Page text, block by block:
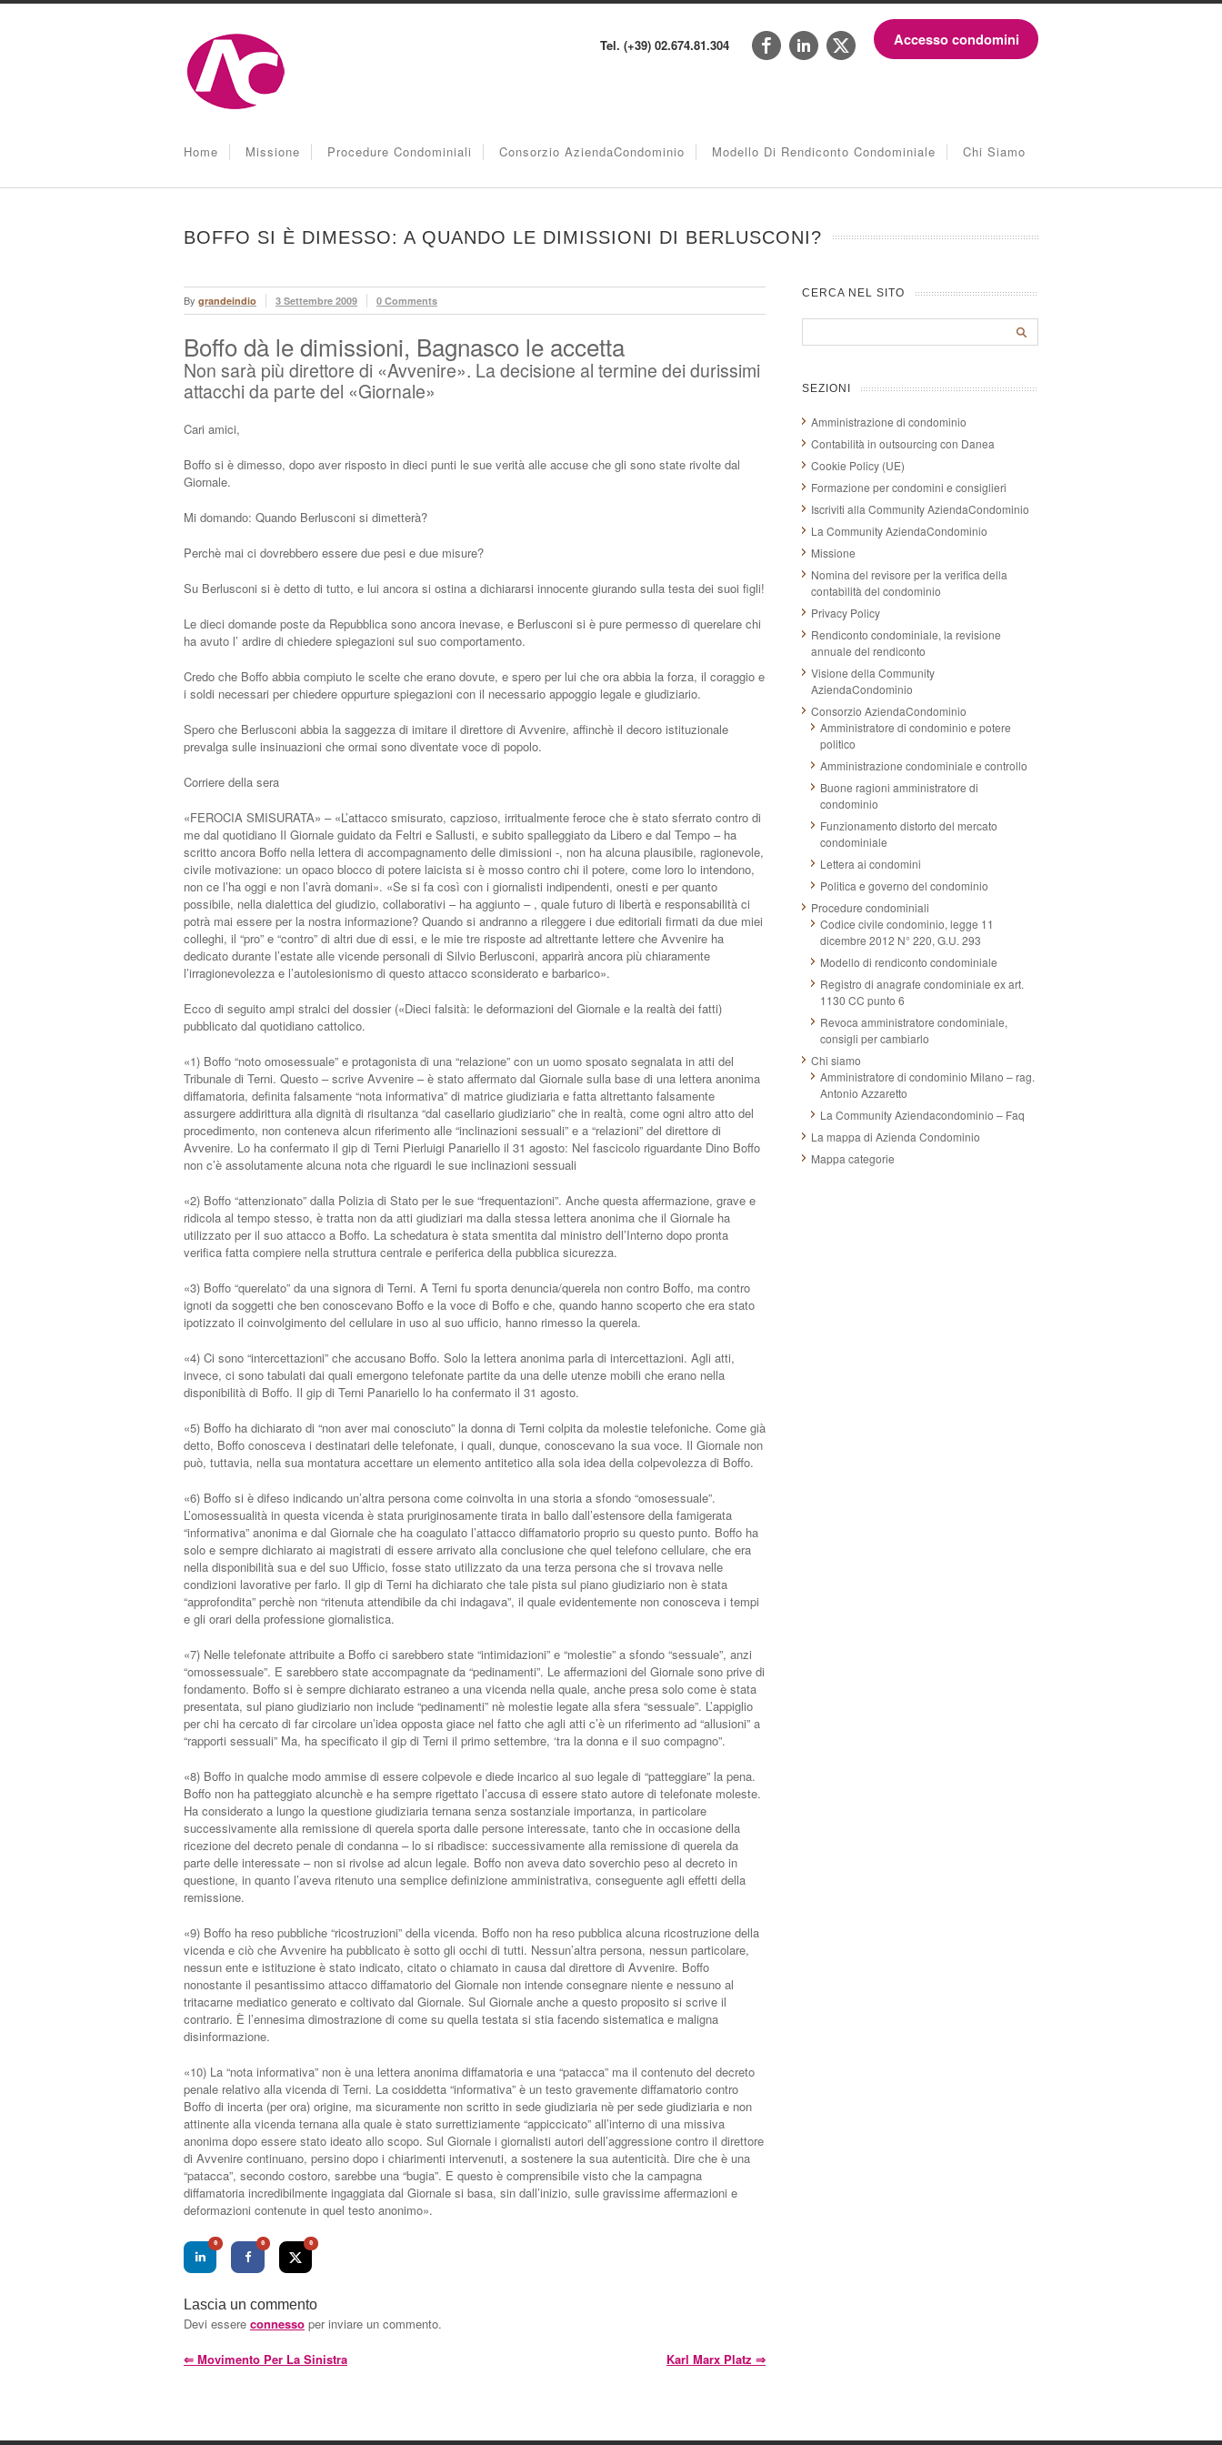
Tel. (+39) 02.674.81.304 Accesso condomini
Home Missione Procedure Condominiali Consorzio AziendaCondominio Modello Di Rendiconto Condominiale Chi Siamo
BOFFO SI È DIMESSO: A QUANDO LE DIMISSIONI DI BERLUSCONI?
By grandeindio 3 Settembre 2009 0 Comments
Boffo dà le dimissioni, Bagnasco le accetta
Non sarà più direttore di «Avvenire». La decisione al termine dei durissimi
attacchi da parte del «Giornale»
Cari amici,
Boffo si è dimesso, dopo aver risposto in dieci punti le sue verità alle accuse che gli sono state rivolte dal
Giornale.
Mi domando: Quando Berlusconi si dimetterà?
Perchè mai ci dovrebbero essere due pesi e due misure?
Su Berlusconi si è detto di tutto, e lui ancora si ostina a dichiararsi innocente giurando sulla testa dei suoi figli!
Le dieci domande poste da Repubblica sono ancora inevase, e Berlusconi si è pure permesso di querelare chi
ha avuto l’ ardire di chiedere spiegazioni sul suo comportamento.
Credo che Boffo abbia compiuto le scelte che erano dovute, e spero per lui che ora abbia la forza, il coraggio e
i soldi necessari per chiedere oppurture spiegazioni con il necessario appoggio legale e giudiziario.
Spero che Berlusconi abbia la saggezza di imitare il direttore di Avvenire, affinchè il decoro istituzionale
prevalga sulle insinuazioni che ormai sono diventate voce di popolo.
Corriere della sera
«FEROCIA SMISURATA» – «L’attacco smisurato, capzioso, irritualmente feroce che è stato sferrato contro di
me dal quotidiano Il Giornale guidato da Feltri e Sallusti, e subito spalleggiato da Libero e dal Tempo – ha
scritto ancora Boffo nella lettera di accompagnamento delle dimissioni -, non ha alcuna plausibile, ragionevole,
civile motivazione: un opaco blocco di potere laicista si è mosso contro chi il potere, come loro lo intendono,
non ce l’ha oggi e non l’avrà domani». «Se si fa così con i giornalisti indipendenti, onesti e per quanto
possibile, nella dialettica del giudizio, collaborativi – ha aggiunto – , quale futuro di libertà e responsabilità ci
potrà mai essere per la nostra informazione? Quando si andranno a rileggere i due editoriali firmati da due miei
colleghi, il “pro” e “contro” di altri due di essi, e le mie tre risposte ad altrettante lettere che Avvenire ha
dedicato durante l’estate alle vicende personali di Silvio Berlusconi, apparirà ancora più chiaramente
l’irragionevolezza e l’autolesionismo di questo attacco sconsiderato e barbarico».
Ecco di seguito ampi stralci del dossier («Dieci falsità: le deformazioni del Giornale e la realtà dei fatti)
pubblicato dal quotidiano cattolico.
«1) Boffo “noto omosessuale” e protagonista di una “relazione” con un uomo sposato segnalata in atti del
Tribunale di Terni. Questo – scrive Avvenire – è stato affermato dal Giornale sulla base di una lettera anonima
diffamatoria, definita falsamente “nota informativa” di matrice giudiziaria e fatta altrettanto falsamente
assurgere addirittura alla dignità di risultanza “dal casellario giudiziario” che in realtà, come ogni altro atto del
procedimento, non conteneva alcun riferimento alle “inclinazioni sessuali” e a “relazioni” del direttore di
Avvenire. Lo ha confermato il gip di Terni Pierluigi Panariello il 31 agosto: Nel fascicolo riguardante Dino Boffo
non c’è assolutamente alcuna nota che riguardi le sue inclinazioni sessuali
«2) Boffo “attenzionato” dalla Polizia di Stato per le sue “frequentazioni”. Anche questa affermazione, grave e
ridicola al tempo stesso, è tratta non da atti giudiziari ma dalla stessa lettera anonima che il Giornale ha
utilizzato per il suo attacco a Boffo. La schedatura è stata smentita dal ministro dell’Interno dopo pronta
verifica fatta compiere nella struttura centrale e periferica della pubblica sicurezza.
«3) Boffo “querelato” da una signora di Terni. A Terni fu sporta denuncia/querela non contro Boffo, ma contro
ignoti da soggetti che ben conoscevano Boffo e la voce di Boffo e che, quando hanno scoperto che era stato
ipotizzato il coinvolgimento del cellulare in uso al suo ufficio, hanno rimesso la querela.
«4) Ci sono “intercettazioni” che accusano Boffo. Solo la lettera anonima parla di intercettazioni. Agli atti,
invece, ci sono tabulati dai quali emergono telefonate partite da una delle utenze mobili che erano nella
disponibilità di Boffo. Il gip di Terni Panariello lo ha confermato il 31 agosto.
«5) Boffo ha dichiarato di “non aver mai conosciuto” la donna di Terni colpita da molestie telefoniche. Come già
detto, Boffo conosceva i destinatari delle telefonate, i quali, dunque, conoscevano la sua voce. Il Giornale non
può, tuttavia, nella sua montatura accettare un elemento antitetico alla sola idea della colpevolezza di Boffo.
«6) Boffo si è difeso indicando un’altra persona come coinvolta in una storia a sfondo “omosessuale”.
L’omosessualità in questa vicenda è stata pruriginosamente tirata in ballo dall’estensore della famigerata
“informativa” anonima e dal Giornale che ha coagulato l’attacco diffamatorio proprio su questo punto. Boffo ha
solo e sempre dichiarato ai magistrati di essere arrivato alla conclusione che quel telefono cellulare, che era
nella disponibilità sua e del suo Ufficio, fosse stato utilizzato da una terza persona che si trovava nelle
condizioni lavorative per farlo. Il gip di Terni ha dichiarato che tale pista sul piano giudiziario non è stata
“approfondita” perchè non “ritenuta attendibile da chi indagava”, il quale evidentemente non conosceva i tempi
e gli orari della professione giornalistica.
«7) Nelle telefonate attribuite a Boffo ci sarebbero state “intimidazioni” e “molestie” a sfondo “sessuale”, anzi
“omossessuale”. E sarebbero state accompagnate da “pedinamenti”. Le affermazioni del Giornale sono prive di
fondamento. Boffo si è sempre dichiarato estraneo a una vicenda nella quale, anche presa solo come è stata
presentata, sul piano giudiziario non include “pedinamenti” nè molestie legate alla sfera “sessuale”. L’appiglio
per chi ha cercato di far circolare un’idea opposta giace nel fatto che agli atti c’è un riferimento ad “allusioni” a
“rapporti sessuali” Ma, ha specificato il gip di Terni il primo settembre, ‘tra la donna e il suo compagno”.
«8) Boffo in qualche modo ammise di essere colpevole e diede incarico al suo legale di “patteggiare” la pena.
Boffo non ha patteggiato alcunchè e ha sempre rigettato l’accusa di essere stato autore di telefonate moleste.
Ha considerato a lungo la questione giudiziaria ternana senza sostanziale importanza, in particolare
successivamente alla remissione di querela sporta dalle persone interessate, tanto che in occasione della
ricezione del decreto penale di condanna – lo si ribadisce: successivamente alla remissione di querela da
parte delle interessate – non si rivolse ad alcun legale. Boffo non aveva dato soverchio peso al decreto in
questione, in quanto l’aveva ritenuto una semplice definizione amministrativa, conseguente agli effetti della
remissione.
«9) Boffo ha reso pubbliche “ricostruzioni” della vicenda. Boffo non ha reso pubblica alcuna ricostruzione della
vicenda e ciò che Avvenire ha pubblicato è sotto gli occhi di tutti. Nessun’altra persona, nessun particolare,
nessun ente e istituzione è stato indicato, citato o chiamato in causa dal direttore di Avvenire. Boffo
nonostante il pesantissimo attacco diffamatorio del Giornale non intende consegnare niente e nessuno al
tritacarne mediatico generato e coltivato dal Giornale. Sul Giornale anche a questo proposito si scrive il
contrario. È l’ennesima dimostrazione di come su quella testata si stia facendo sistematica e maligna
disinformazione.
«10) La “nota informativa” non è una lettera anonima diffamatoria e una “patacca” ma il contenuto del decreto
penale relativo alla vicenda di Terni. La cosiddetta “informativa” è un testo gravemente diffamatorio contro
Boffo di incerta (per ora) origine, ma sicuramente non scritto in sede giudiziaria nè per sede giudiziaria e non
attinente alla vicenda ternana alla quale è stato surrettiziamente “appiccicato” all’interno di una missiva
anonima dopo essere stato ideato allo scopo. Sul Giornale i giornalisti autori dell’aggressione contro il direttore
di Avvenire continuano, persino dopo i chiarimenti intervenuti, a sostenere la sua autenticità. Dire che è una
“patacca”, secondo costoro, sarebbe una “bugia”. E questo è comprensibile visto che la campagna
diffamatoria incredibilmente ingaggiata dal Giornale si basa, sin dall’inizio, sulle gravissime affermazioni e
deformazioni contenute in quel testo anonimo».
0 0 0
Lascia un commento
Devi essere connesso per inviare un commento.
⇐ Movimento Per La Sinistra Karl Marx Platz ⇒
CERCA NEL SITO
SEZIONI
Amministrazione di condominio
Contabilità in outsourcing con Danea
Cookie Policy (UE)
Formazione per condomini e consiglieri
Iscriviti alla Community AziendaCondominio
La Community AziendaCondominio
Missione
Nomina del revisore per la verifica della
contabilità del condominio
Privacy Policy
Rendiconto condominiale, la revisione
annuale del rendiconto
Visione della Community
AziendaCondominio
Consorzio AziendaCondominio
Amministratore di condominio e potere
politico
Amministrazione condominiale e controllo
Buone ragioni amministratore di
condominio
Funzionamento distorto del mercato
condominiale
Lettera ai condomini
Politica e governo del condominio
Procedure condominiali
Codice civile condominio, legge 11
dicembre 2012 N° 220, G.U. 293
Modello di rendiconto condominiale
Registro di anagrafe condominiale ex art.
1130 CC punto 6
Revoca amministratore condominiale,
consigli per cambiarlo
Chi siamo
Amministratore di condominio Milano – rag.
Antonio Azzaretto
La Community Aziendacondominio – Faq
La mappa di Azienda Condominio
Mappa categorie